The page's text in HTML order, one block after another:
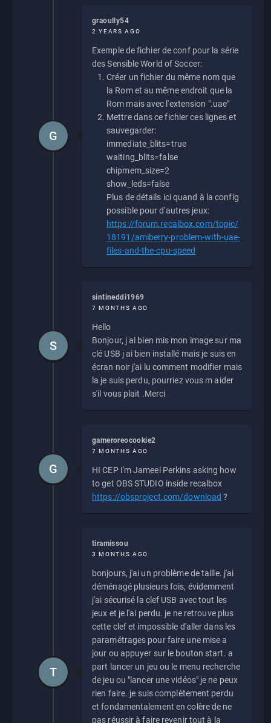
graoully54
2 YEARS AGO
Exemple de fichier de conf pour la série
des Sensible World of Soccer:
Créer un fichier du même nom que
la Rom et au même endroit que la
Rom mais avec l'extension ".uae"
Mettre dans ce fichier ces lignes et
sauvegarder:
immediate_blits=true
waiting_blits=false
chipmem_size=2
show_leds=false
Plus de détails ici quand à la config
possible pour d'autres jeux:
https://forum.recalbox.com/topic/
18191/amiberry-problem-with-uae-
files-and-the-cpu-speed
G
sintineddi1969
7 MONTHS AGO
Hello
Bonjour, j ai bien mis mon image sur ma
clé USB j ai bien installé mais je suis en
écran noir j'ai lu comment modifier mais
la je suis perdu, pourriez vous m aider
s'il vous plait .Merci
S
gameroreocookie2
7 MONTHS AGO
HI CEP I'm Jameel Perkins asking how
to get OBS STUDIO inside recalbox
https://obsproject.com/download ?
G
tiramissou
3 MONTHS AGO
bonjours, j'ai un problème de taille. j'ai
déménagé plusieurs fois, évidemment
j'ai sécurisé la clef USB avec tout les
jeux et je l'ai perdu. je ne retrouve plus
cette clef et impossible d'aller dans les
paramétrages pour faire une mise a
jour ou appuyer sur le bouton start. a
part lancer un jeu ou le menu recherche
de jeu ou "lancer une vidéos" je ne peux
rien faire. je suis complètement perdu
et fondamentalement en colère de ne
pas réussir à faire revenir tout à la
T